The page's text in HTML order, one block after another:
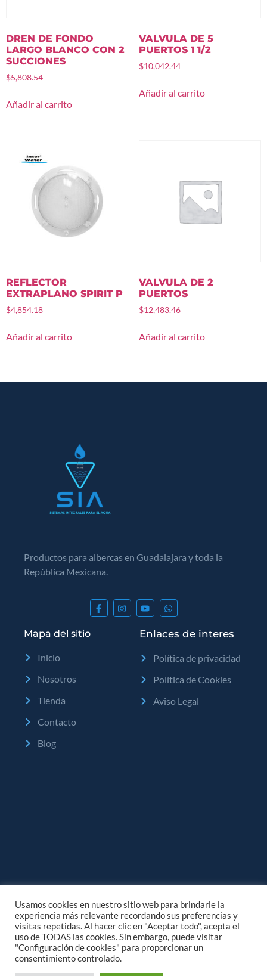
DREN DE FONDO
LARGO BLANCO CON 2
SUCCIONES
$5,808.54
Añadir al carrito
VALVULA DE 5
PUERTOS 1 1/2
$10,042.44
Añadir al carrito
REFLECTOR
EXTRAPLANO SPIRIT P
$4,854.18
Añadir al carrito
VALVULA DE 2
PUERTOS
$12,483.46
Añadir al carrito
Productos para albercas en Guadalajara y toda la
República Mexicana.
Mapa del sitio
Inicio
Nosotros
Tienda
Contacto
Blog
Enlaces de interes
Política de privacidad
Política de Cookies
Aviso Legal
Usamos cookies en nuestro sitio web para brindarle la
experiencia más relevante recordando sus preferencias y
visitas repetidas. Al hacer clic en "Aceptar todo", acepta el
uso de TODAS las cookies. Sin embargo, puede visitar
"Configuración de cookies" para proporcionar un
consentimiento controlado.